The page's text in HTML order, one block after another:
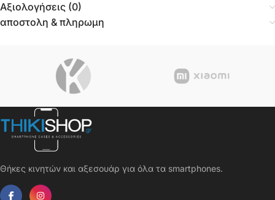
Αξιολογήσεις (0)
αποστολη & πληρωμη
Θήκες κινητών και αξεσουάρ για όλα τα smartphones.